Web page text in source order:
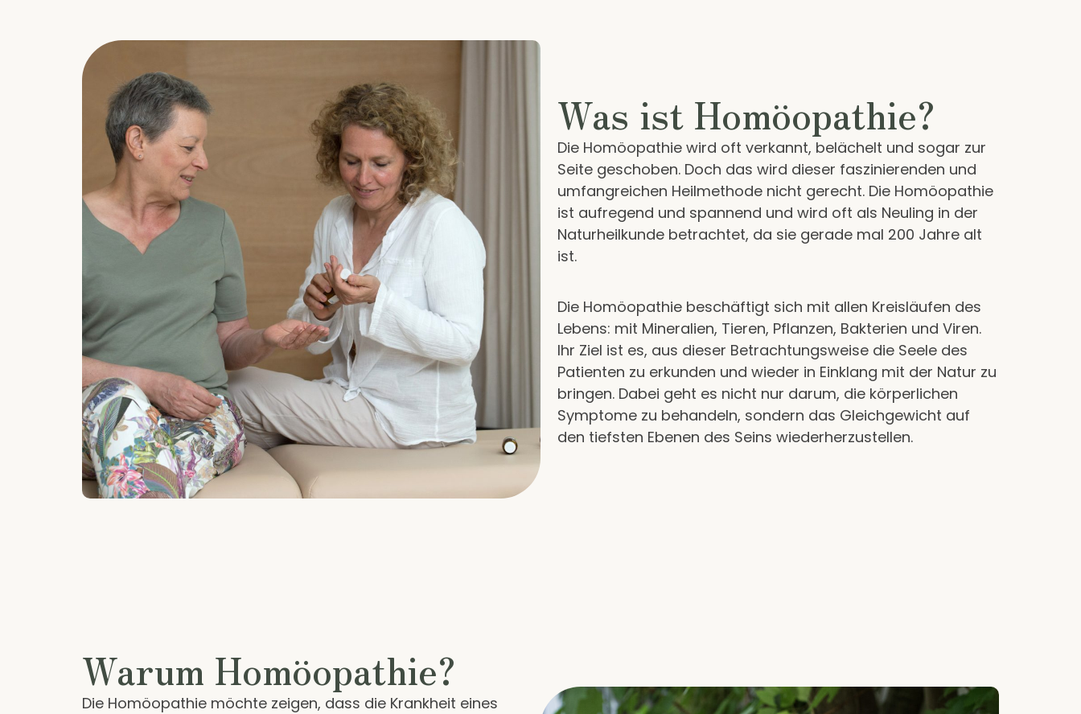
Was ist Homöopathie?
Die Homöopathie wird oft verkannt, belächelt und sogar zur
Seite geschoben. Doch das wird dieser faszinierenden und
umfangreichen Heilmethode nicht gerecht. Die Homöopathie
ist aufregend und spannend und wird oft als Neuling in der
Naturheilkunde betrachtet, da sie gerade mal 200 Jahre alt
ist.
Die Homöopathie beschäftigt sich mit allen Kreisläufen des
Lebens: mit Mineralien, Tieren, Pflanzen, Bakterien und Viren.
Ihr Ziel ist es, aus dieser Betrachtungsweise die Seele des
Patienten zu erkunden und wieder in Einklang mit der Natur zu
bringen. Dabei geht es nicht nur darum, die körperlichen
Symptome zu behandeln, sondern das Gleichgewicht auf
den tiefsten Ebenen des Seins wiederherzustellen.
Warum Homöopathie?
Die Homöopathie möchte zeigen, dass die Krankheit eines